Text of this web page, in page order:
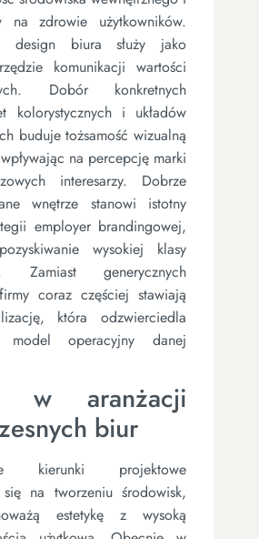
na zdrowie użytkowników.
design biura służy jako
komunikacji wartości
Dobór konkretnych
kolorystycznych i układów
buduje tożsamość wizualną
na percepcję marki
interesarzy. Dobrze
wnętrze stanowi istotny
employer brandingowej,
wysokiej klasy
Zamiast generycznych
coraz częściej stawiają
która odzwierciedla
model operacyjny danej
w aranżacji
biur
kierunki projektowe
się na tworzeniu środowisk,
estetykę z wysoką